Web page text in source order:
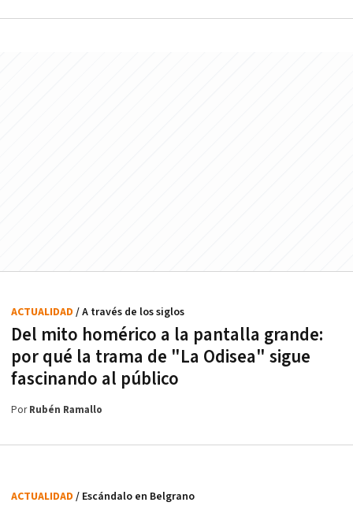
Del mito homérico a la pantalla grande:
por qué la trama de "La Odisea" sigue
fascinando al público
ACTUALIDAD / A través de los siglos
PorRubén Ramallo
ACTUALIDAD / Escándalo en Belgrano